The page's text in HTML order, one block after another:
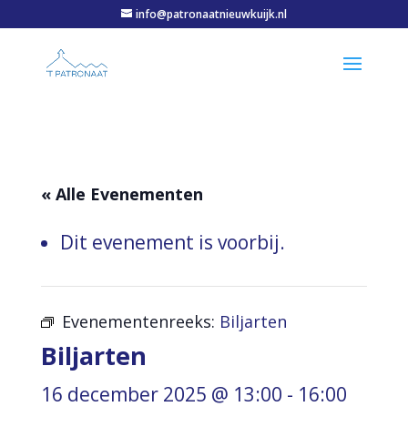
info@patronaatnieuwkuijk.nl
« Alle Evenementen
Dit evenement is voorbij.
Evenementenreeks: Biljarten
Biljarten
16 december 2025 @ 13:00 - 16:00